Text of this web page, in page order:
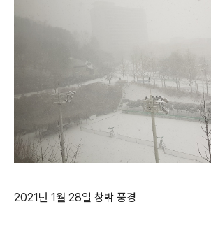
2021년 1월 28일 창밖 풍경